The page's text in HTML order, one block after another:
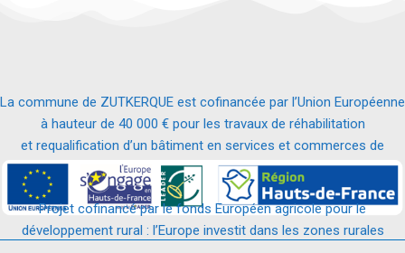
La commune de ZUTKERQUE est cofinancée par l’Union Européenne
à hauteur de 40 000 € pour les travaux de réhabilitation
et requalification d’un bâtiment en services et commerces de
proximité.
Projet cofinancé par le fonds Européen agricole pour le
développement rural : l’Europe investit dans les zones rurales